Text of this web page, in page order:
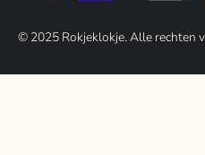
© 2025Rokjeklokje. Alle rechten